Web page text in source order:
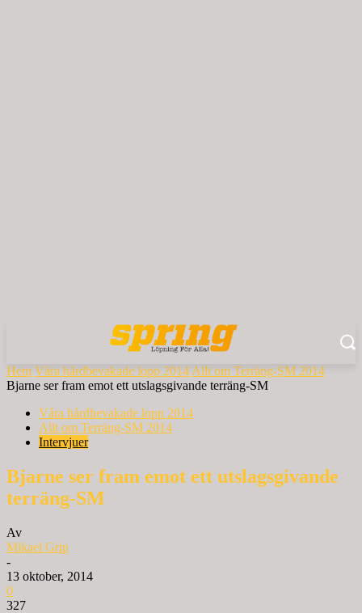
Hem Våra hårdbevakade lopp 2014 Allt om Terräng-SM 2014
Bjarne ser fram emot ett utslagsgivande terräng-SM
Våra hårdbevakade lopp 2014
Allt om Terräng-SM 2014
Intervjuer
Bjarne ser fram emot ett utslagsgivande
terräng-SM
Av
Mikael Grip
-
13 oktober, 2014
0
327